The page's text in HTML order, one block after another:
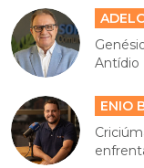
Antídio
ENIO